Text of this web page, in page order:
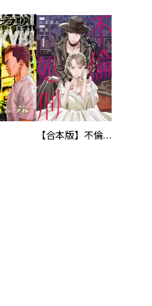
【合本版】不倫処刑